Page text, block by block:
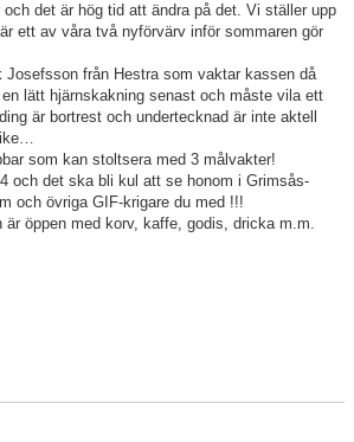
det är hög tid att ändra på det. Vi ställer upp
ett av våra två nyförvärv inför sommaren gör
Josefsson från Hestra som vaktar kassen då
lätt hjärnskakning senast och måste vila ett
är bortrest och undertecknad är inte aktell
som kan stoltsera med 3 målvakter!
och det ska bli kul att se honom i Grimsås-
och övriga GIF-krigare du med !!!
är öppen med korv, kaffe, godis, dricka m.m.